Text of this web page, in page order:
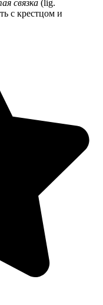
связка (lig.
с крестцом и